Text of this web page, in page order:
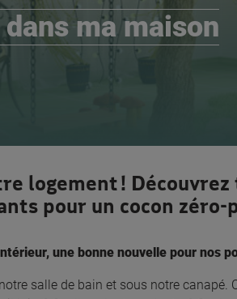
ma maison
logement !
pour un cocon
une bonne nouvelle pour nos
salle de bain et sous notre canapé.